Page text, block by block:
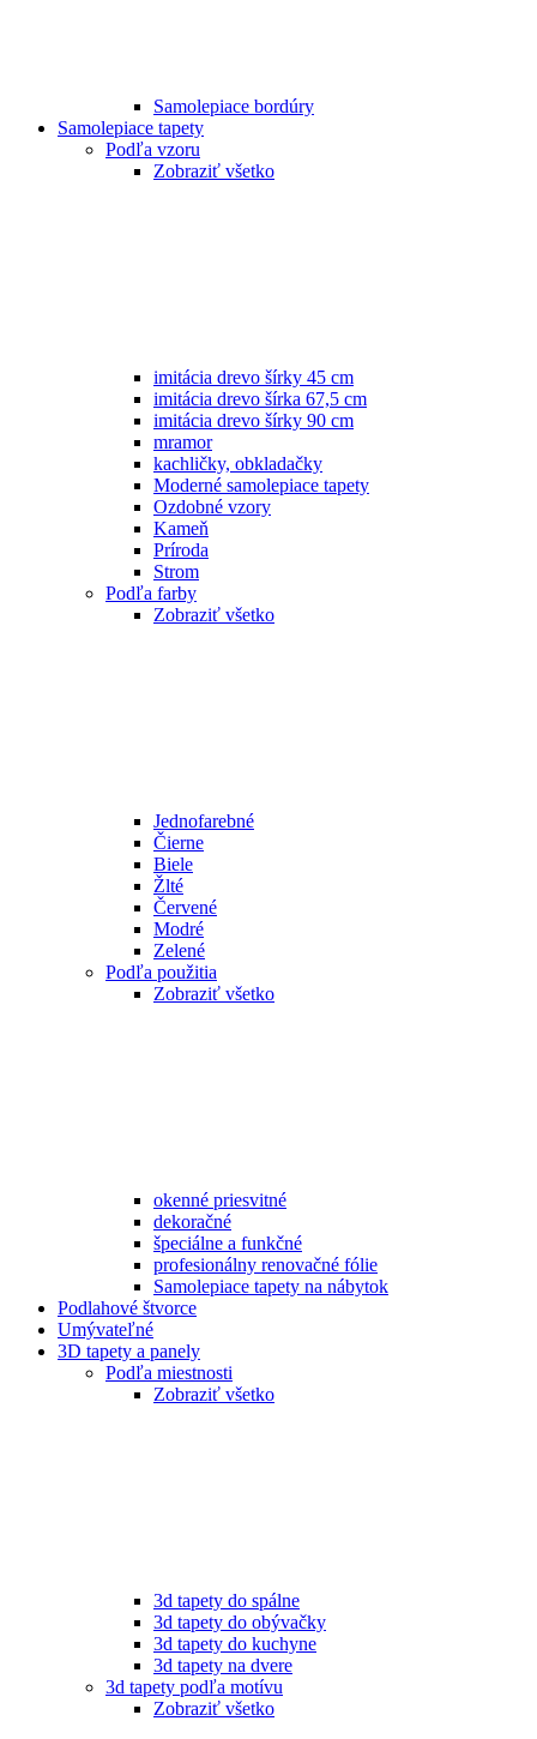
Samolepiace bordúry
Samolepiace tapety
Podľa vzoru
Zobraziť všetko
imitácia drevo šírky 45 cm
imitácia drevo šírka 67,5 cm
imitácia drevo šírky 90 cm
mramor
kachličky, obkladačky
Moderné samolepiace tapety
Ozdobné vzory
Kameň
Príroda
Strom
Podľa farby
Zobraziť všetko
Jednofarebné
Čierne
Biele
Žlté
Červené
Modré
Zelené
Podľa použitia
Zobraziť všetko
okenné priesvitné
dekoračné
špeciálne a funkčné
profesionálny renovačné fólie
Samolepiace tapety na nábytok
Podlahové štvorce
Umývateľné
3D tapety a panely
Podľa miestnosti
Zobraziť všetko
3d tapety do spálne
3d tapety do obývačky
3d tapety do kuchyne
3d tapety na dvere
3d tapety podľa motívu
Zobraziť všetko